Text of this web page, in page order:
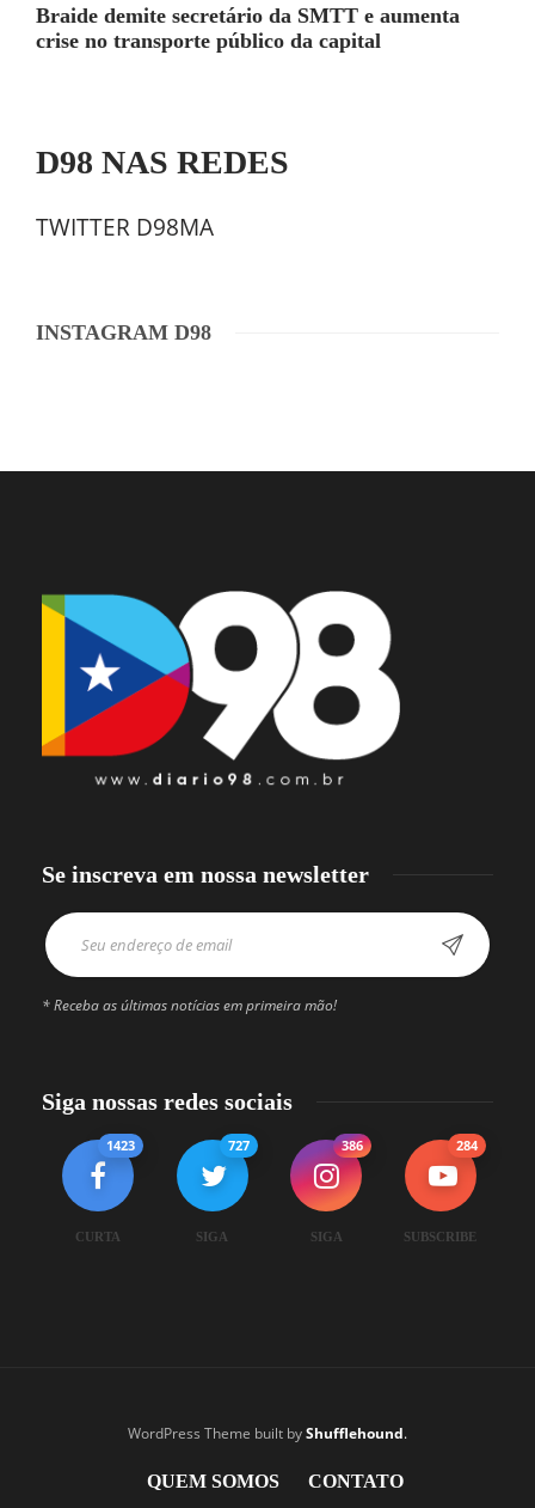
Braide demite secretário da SMTT e aumenta
crise no transporte público da capital
D98 NAS REDES
TWITTER D98MA
INSTAGRAM D98
Se inscreva em nossa newsletter
* Receba as últimas notícias em primeira mão!
Siga nossas redes sociais
1423
CURTA
727
SIGA
386
SIGA
284
SUBSCRIBE
WordPress Theme built byShufflehound.
QUEM SOMOS CONTATO